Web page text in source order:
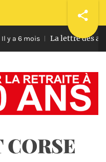
y a 6 mois La lettre des
CORSE